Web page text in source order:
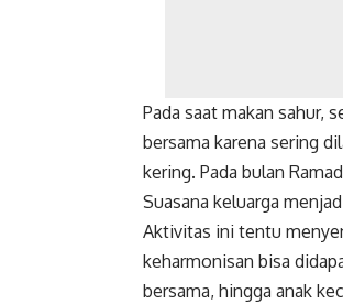
Pada saat makan sahur,
bersama karena sering
kering. Pada bulan
Suasana keluarga
Aktivitas ini tentu
keharmonisan bisa
bersama, hingga anak